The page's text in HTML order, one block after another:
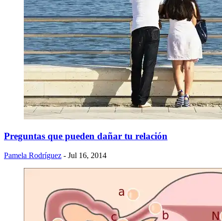
Preguntas que pueden dañar tu relación
Pamela Rodríguez - Jul 16, 2014